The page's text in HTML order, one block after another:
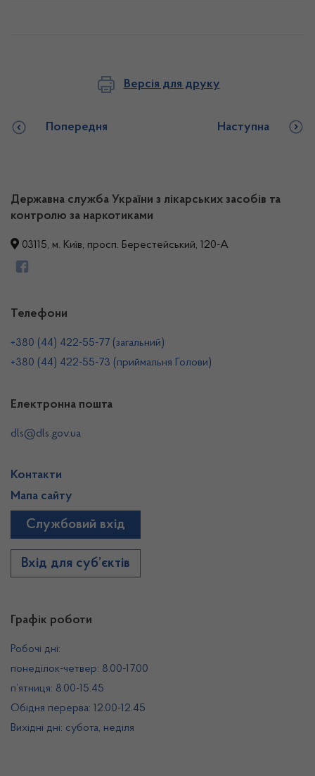
Версія для друку
Попередня Наступна
Державна служба України з лікарських засобів та
контролю за наркотиками
03115, м. Київ, просп. Берестейський, 120-А
Графік роботи
Робочі дні:
понеділок-четвер: 8.00-17.00
п’ятниця: 8.00-15.45
Обідня перерва: 12.00-12.45
Вихідні дні: субота, неділя
Телефони
+380 (44) 422-55-77 (загальний)
+380 (44) 422-55-73 (приймальня Голови)
Електронна пошта
dls@dls.gov.ua
Контакти
Мапа сайту
Службовий вхід
Вхід для суб’єктів